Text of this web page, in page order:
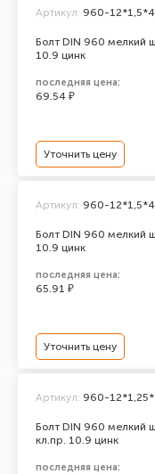
Болт DIN 960 мелкий
10.9 цинк
Артикул: 960-
последняя цена:
69.54 ₽
Уточнить цену
Болт DIN 960 мелкий
10.9 цинк
Артикул: 960-
последняя цена:
65.91 ₽
Уточнить цену
Болт DIN 960 мелкий
кл.пр. 10.9 цинк
Артикул: 960-
последняя цена: